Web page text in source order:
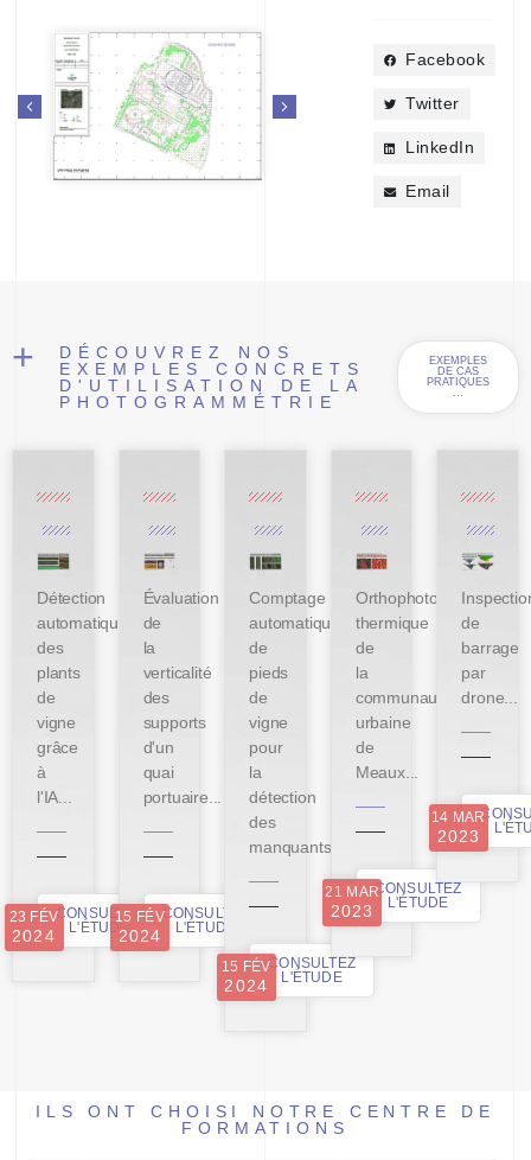
Facebook
Twitter
LinkedIn
Email
+
DÉCOUVREZ NOS
EXEMPLES CONCRETS
D'UTILISATION DE LA
PHOTOGRAMMÉTRIE
EXEMPLES
DE CAS
PRATIQUES
...
Détection
automatique
des
plants
de
vigne
grâce
à
l'IA...
CONSULTEZ
L'ÉTUDE
23 FÉV
2024
Évaluation
de
la
verticalité
des
supports
d'un
quai
portuaire...
CONSULTEZ
L'ÉTUDE
15 FÉV
2024
Comptage
automatique
de
pieds
de
vigne
pour
la
détection
des
manquants...
CONSULTEZ
L'ÉTUDE
15 FÉV
2024
Orthophoto
thermique
de
la
communauté
urbaine
de
Meaux...
CONSULTEZ
L'ÉTUDE
21 MAR
2023
de
barrage
par
drone...
14 MAR
2023
ILS ONT CHOISI NOTRE CENTRE DE
FORMATIONS